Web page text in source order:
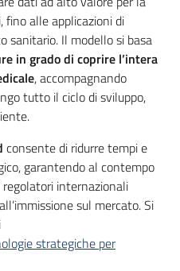
fino alle applicazioni di
sanitario. Il modello si basa
in grado di coprire l’intera
, accompagnando
tutto il ciclo di sviluppo,
consente di ridurre tempi e
garantendo al contempo
internazionali
sul mercato. Si
strategiche per